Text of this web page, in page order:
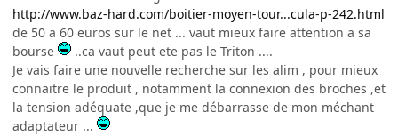
http://www.baz-hard.com/boitier-moyen-tour...cula-p-242.html
de 50 a 60 euros sur le net ... vaut mieux faire attention a sa
bourse
..ca vaut peut ete pas le Triton ....
Je vais faire une nouvelle recherche sur les alim , pour mieux
connaitre le produit , notamment la connexion des broches ,et
la tension adéquate ,que je me débarrasse de mon méchant
adaptateur ...